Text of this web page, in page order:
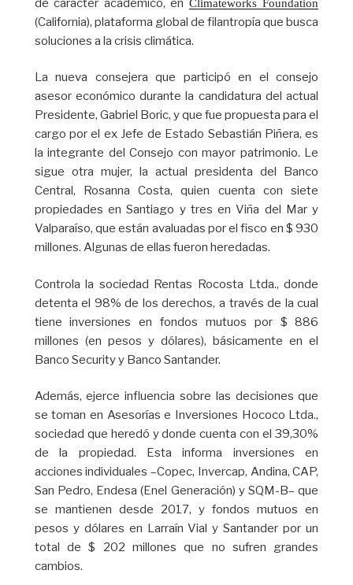
Climateworks Foundation
(California), plataforma global de filantropía que busca
soluciones a la crisis climática.
La nueva consejera que participó en el consejo
asesor económico durante la candidatura del actual
Presidente, Gabriel Boric, y que fue propuesta para el
cargo por el ex Jefe de Estado Sebastián Piñera, es
la integrante del Consejo con mayor patrimonio. Le
sigue otra mujer, la actual presidenta del Banco
Central, Rosanna Costa, quien cuenta con siete
propiedades en Santiago y tres en Viña del Mar y
Valparaíso, que están avaluadas por el fisco en $ 930
millones. Algunas de ellas fueron heredadas.
Controla la sociedad Rentas Rocosta Ltda., donde
detenta el 98% de los derechos, a través de la cual
tiene inversiones en fondos mutuos por $ 886
millones (en pesos y dólares), básicamente en el
Banco Security y Banco Santander.
Además, ejerce influencia sobre las decisiones que
se toman en Asesorías e Inversiones Hococo Ltda.,
sociedad que heredó y donde cuenta con el 39,30%
de la propiedad. Esta informa inversiones en
acciones individuales –Copec, Invercap, Andina, CAP,
San Pedro, Endesa (Enel Generación) y SQM-B– que
se mantienen desde 2017, y fondos mutuos en
pesos y dólares en Larraín Vial y Santander por un
total de $ 202 millones que no sufren grandes
cambios.